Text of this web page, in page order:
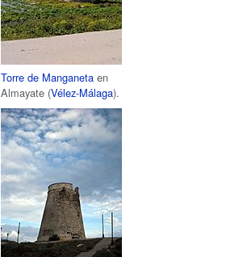
Torre de Manganeta en
Almayate (Vélez-Málaga).